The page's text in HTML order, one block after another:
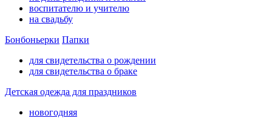
воспитателю и учителю
на свадьбу
Бонбоньерки Папки
для свидетельства о рождении
для свидетельства о браке
Детская одежда для праздников
новогодняя